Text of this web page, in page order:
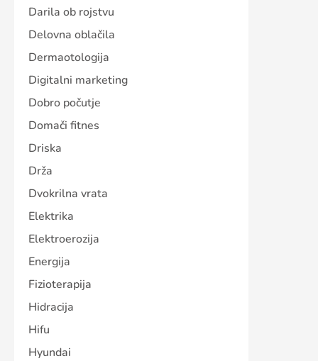
Darila ob rojstvu
Delovna oblačila
Dermaotologija
Digitalni marketing
Dobro počutje
Domači fitnes
Driska
Drža
Dvokrilna vrata
Elektrika
Elektroerozija
Energija
Fizioterapija
Hidracija
Hifu
Hyundai